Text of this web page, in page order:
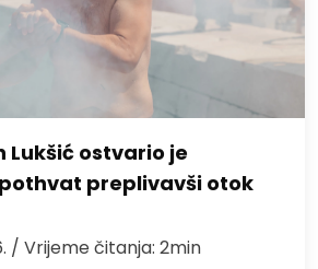
Lukšić ostvario je
preplivavši otok
/ Vrijeme čitanja: 2min